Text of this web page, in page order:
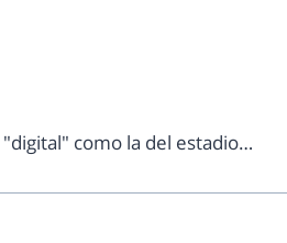
como la del estadio…